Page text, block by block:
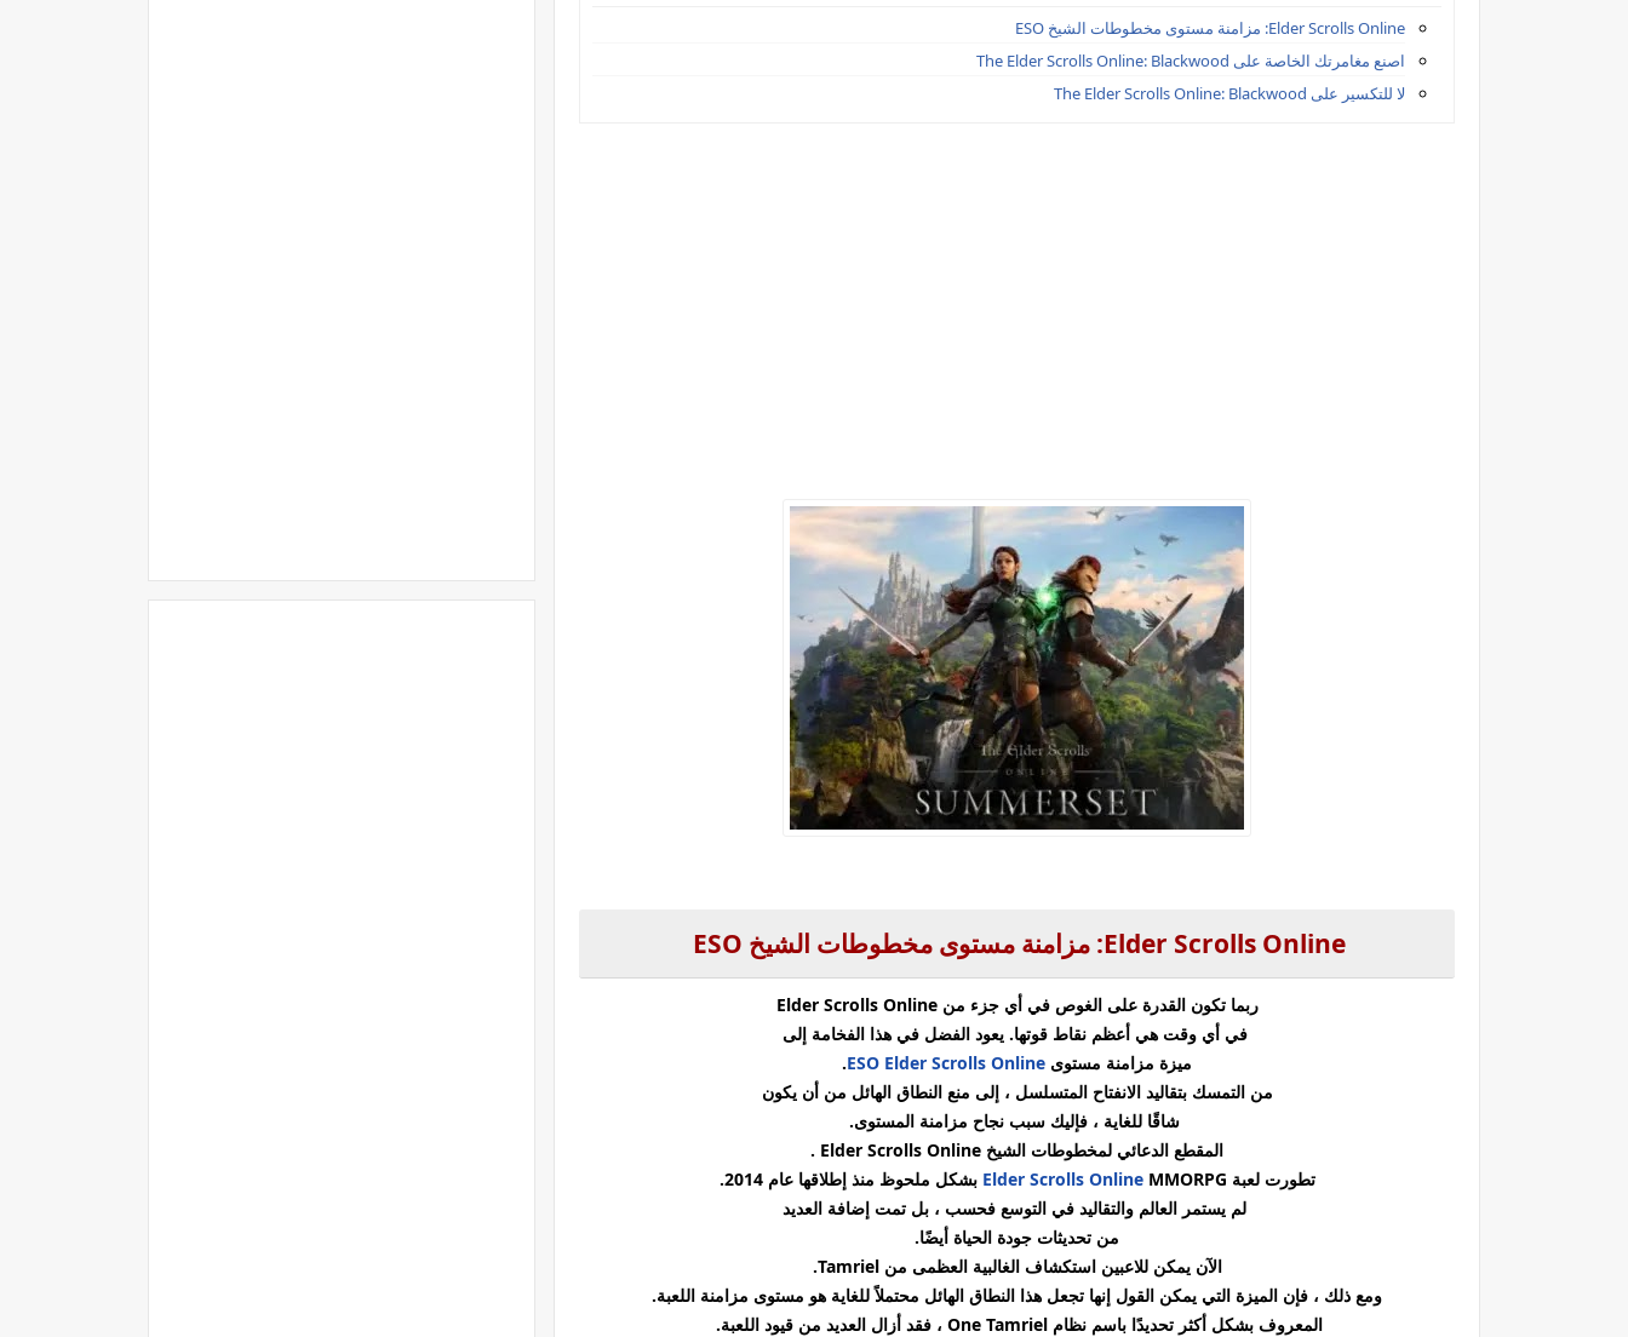
Elder Scrolls Online: مزامنة مستوى مخطوطات الشيخ ESO
اصنع مغامرتك الخاصة على The Elder Scrolls Online: Blackwood
لا للتكسير على The Elder Scrolls Online: Blackwood
Elder Scrolls Online: مزامنة مستوى مخطوطات الشيخ ESO
ربما تكون القدرة على الغوص في أي جزء من Elder Scrolls Online
في أي وقت هي أعظم نقاط قوتها. يعود الفضل في هذا الفخامة إلى
ميزة مزامنة مستوى Elder Scrolls Online
.
من التمسك بتقاليد الانفتاح المتسلسل ، إلى منع النطاق الهائل من أن يكون
شاقًا للغاية ، فإليك سبب نجاح مزامنة المستوى.
المقطع الدعائي لمخطوطات الشيخ Elder Scrolls Online .
تطورت لعبة
Elder Scrolls OnlineMMORPG بشكل ملحوظ منذ إطلاقها عام 2014.
لم يستمر العالم والتقاليد في التوسع فحسب ، بل تمت إضافة العديد
من تحديثات جودة الحياة أيضًا.
الآن يمكن للاعبين استكشاف الغالبية العظمى من Tamriel.
ومع ذلك ، فإن الميزة التي يمكن القول إنها تجعل هذا النطاق الهائل محتملاً للغاية هو مستوى مزامنة اللعبة.
المعروف بشكل أكثر تحديدًا باسم نظام One Tamriel ، فقد أزال العديد من قيود اللعبة.